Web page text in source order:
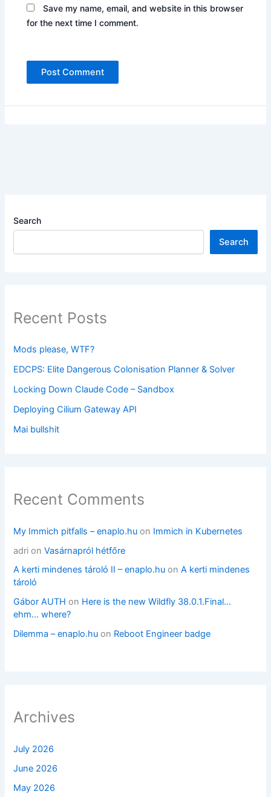
Save my name, email, and website in this browser
for the next time I comment.
Search
Search
Recent Posts
Mods please, WTF?
EDCPS: Elite Dangerous Colonisation Planner & Solver
Locking Down Claude Code – Sandbox
Deploying Cilium Gateway API
Mai bullshit
Recent Comments
My Immich pitfalls – enaplo.hu on Immich in Kubernetes
adri onVasárnapról hétfőre
A kerti mindenes tároló II – enaplo.hu onA kerti mindenes
tároló
Gábor AUTH on Here is the new Wildfly 38.0.1.Final…
ehm… where?
Dilemma – enaplo.hu on Reboot Engineer badge
Archives
July 2026
June 2026
May 2026